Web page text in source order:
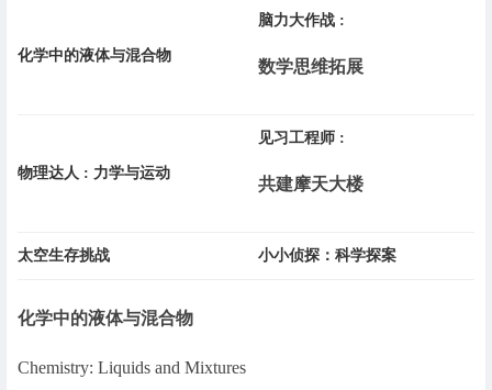
化学中的液体与混合物
脑力大作战 :
数学思维拓展
物理达人 : 力学与运动
见习工程师 :
共建摩天大楼
太空生存挑战 小小侦探：科学探案
化学中的液体与混合物
Chemistry: Liquids and Mixtures